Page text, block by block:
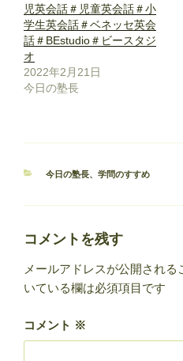
児英会話＃児童英会話＃小
学生英会話＃ベネッセ英会
話＃BEstudio＃ビースタジ
オ
2022年2月21日
今日の塾長
カ
今日の塾長、 学問のすすめ
コメントを残す
メールアドレスが公開される
いている欄は必須項目です
コメント ※